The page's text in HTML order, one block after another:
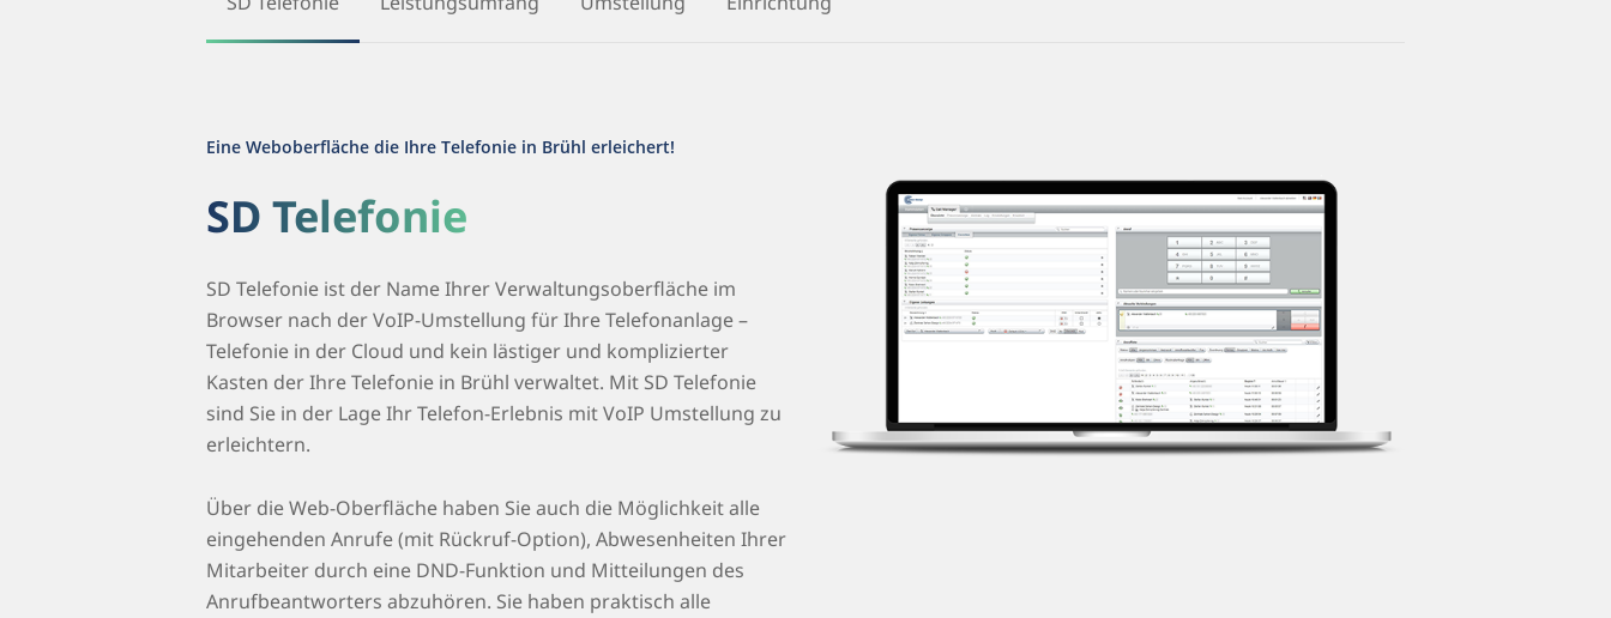
Eine Weboberfläche die Ihre Telefonie in Brühl erleichert!
SD Telefonie
SD Telefonie ist der Name Ihrer Verwaltungsoberfläche im
Browser nach der VoIP-Umstellung für Ihre Telefonanlage –
Telefonie in der Cloud und kein lästiger und komplizierter
Kasten der Ihre Telefonie in Brühl verwaltet. Mit SD Telefonie
sind Sie in der Lage Ihr Telefon-Erlebnis mit VoIP Umstellung zu
erleichtern.
Über die Web-Oberfläche haben Sie auch die Möglichkeit alle
eingehenden Anrufe (mit Rückruf-Option), Abwesenheiten Ihrer
Mitarbeiter durch eine DND-Funktion und Mitteilungen des
Anrufbeantworters abzuhören. Sie haben praktisch alle